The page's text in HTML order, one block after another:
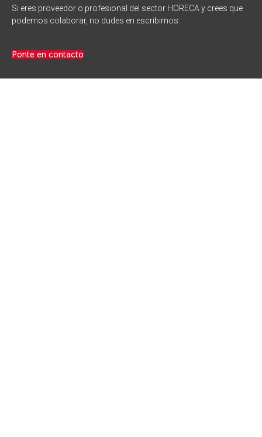
Si eres proveedor o profesional del sector HORECA y crees que
podemos colaborar, no dudes en escribirnos:
Ponte en contacto